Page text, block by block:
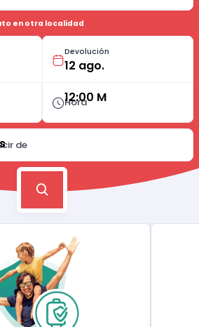
en otra localidad
Devolución
Hora
12:00 M
de